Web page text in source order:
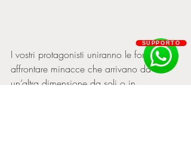
I vostri protagonisti uniranno le forze per
affrontare minacce che arrivano da
un’altra dimensione da soli o in
SUPPORTO